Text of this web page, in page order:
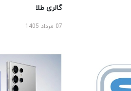
گالری طلا
07 مرداد 1405